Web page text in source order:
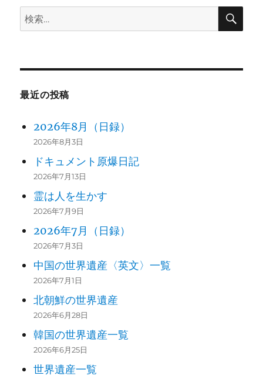
ト
検
索:
検
最近の投稿
2026年8月（日録）
2026年8月3日
ドキュメント原爆日記
2026年7月13日
霊は人を生かす
2026年7月9日
2026年7月（日録）
2026年7月3日
中国の世界遺産〈英文〉一覧
2026年7月1日
北朝鮮の世界遺産
2026年6月28日
韓国の世界遺産一覧
2026年6月25日
世界遺産一覧